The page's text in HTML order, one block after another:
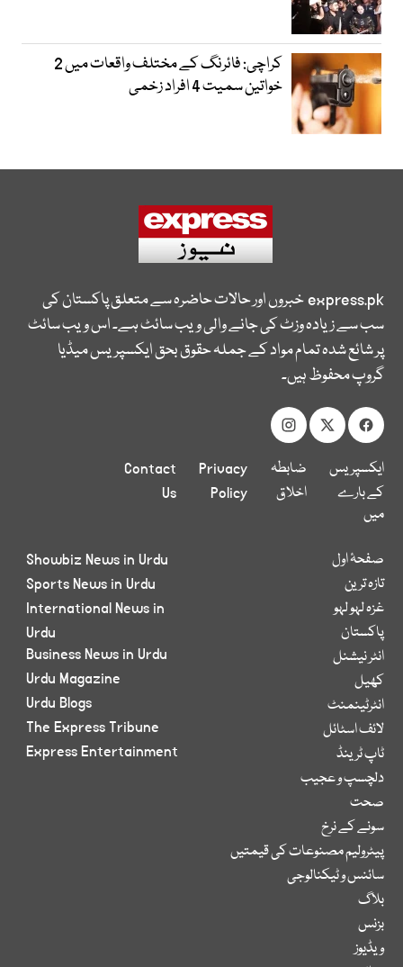
کراچی: فائرنگ کے مختلف واقعات میں 2
خواتین سمیت 4 افراد زخمی
express.pkخبروں اور حالات حاضرہ سے متعلق پاکستان کی
سب سے زیادہ وزٹ کی جانے والی ویب سائٹ ہے۔ اس ویب سائٹ
پر شائع شدہ تمام مواد کے جملہ حقوق بحق ایکسپریس میڈیا
گروپ محفوظ ہیں۔
ایکسپریس
کے بارے
میں
ضابطہ
اخلاق
Privacy
Policy
Contact
Us
صفحۂ اول
تازہ ترین
غزہ لہو لہو
پاکستان
انٹر نیشنل
کھیل
انٹرٹینمنٹ
لائف اسٹائل
ٹاپ ٹرینڈ
دلچسپ و عجیب
صحت
سونے کے نرخ
پیٹرولیم مصنوعات کی قیمتیں
سائنس و ٹیکنالوجی
بلاگ
بزنس
ویڈیوز
Showbiz News in Urdu
Sports News in Urdu
International News in
Urdu
Business News in Urdu
Urdu Magazine
Urdu Blogs
The Express Tribune
Express Entertainment